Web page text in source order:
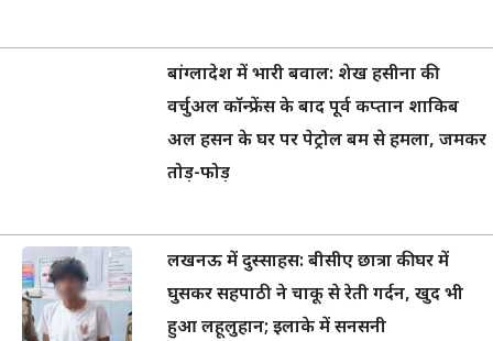
बांग्लादेश में भारी बवाल: शेख हसीना की
वर्चुअल कॉन्फ्रेंस के बाद पूर्व कप्तान शाकिब
अल हसन के घर पर पेट्रोल बम से हमला, जमकर
तोड़-फोड़
लखनऊ में दुस्साहस: बीसीए छात्रा की घर में
घुसकर सहपाठी ने चाकू से रेती गर्दन, खुद भी
हुआ लहूलुहान; इलाके में सनसनी